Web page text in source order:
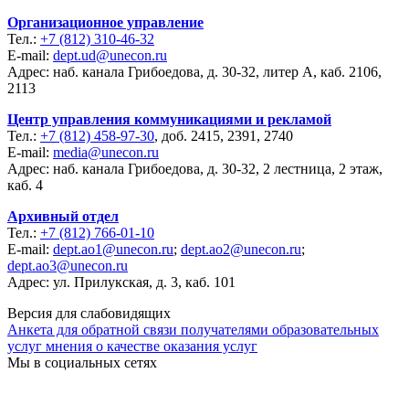
Организационное управление
Тел.: +7 (812) 310-46-32
E-mail: dept.ud@unecon.ru
Адрес: наб. канала Грибоедова, д. 30-32, литер А, каб. 2106,
2113
Центр управления коммуникациями и рекламой
Тел.: +7 (812) 458-97-30, доб. 2415, 2391, 2740
E-mail: media@unecon.ru
Адрес: наб. канала Грибоедова, д. 30-32, 2 лестница, 2 этаж,
каб. 4
Архивный отдел
Тел.: +7 (812) 766-01-10
E-mail: dept.ao1@unecon.ru; dept.ao2@unecon.ru;
dept.ao3@unecon.ru
Адрес: ул. Прилукская, д. 3, каб. 101
Версия для слабовидящих
Анкета для обратной связи получателями образовательных
услуг мнения о качестве оказания услуг
Мы в социальных сетях